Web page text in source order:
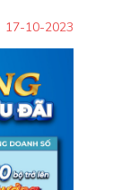
17-10-2023